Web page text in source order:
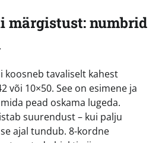
märgistust: numbrid
koosneb tavaliselt kahest
või 10×50. See on esimene ja
pead oskama lugeda.
suurendust – kui palju
ajal tundub. 8-kordne